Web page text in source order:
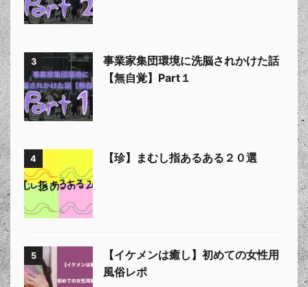
3
事業家集団環境に洗脳されかけた話
【無自覚】Part１
4 【珍】まむし指あるある２０選
5
【イケメンは癒し】初めての女性用
風俗レポ